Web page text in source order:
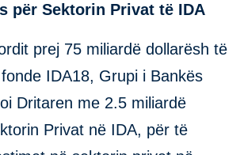
për Sektorin Privat të IDA
prej 75 miliardë dollarësh të
IDA18, Grupi i Bankës
Dritaren me 2.5 miliardë
Privat në IDA, për të